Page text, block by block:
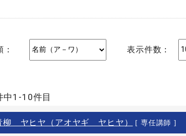
表示件数：
中1-10件目
柳 ヤヒヤ（アオヤギ ヤヒヤ） [ 専任講師 ]